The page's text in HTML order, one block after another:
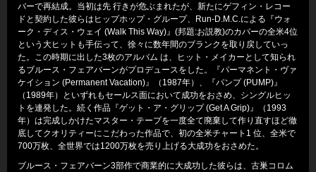
バーで再結成。当初は先 行きが危ぶまれたが、新たにゲフィン・レコー
ドと契約した彼らはヒップホップ・グループ、Run-D.M.C.による『ウォ
ーク・ディス・ウェイ (Walk This Way)』(邦題:お説教)のカバーの全米4位
という大ヒットも手伝って、徐々に数年間のブランクを取り戻していっ
た。この時期に出した3枚のアルバム は、ヒット・メイカーとして知られ
るブルース・フェアバーンがプロデュースをした。『パーマネント・ヴァ
ケイション (Permanent Vacation)』（1987年）、『パンプ (PUMP)』
（1989年）といずれもセールス面において成功をおさめ、シングルヒッ
トを連発した。続く作品『ゲット・ア・グリップ (Get A Grip)』（1993
年）は完成しかけたマスター・テープを一度全て廃棄して作り直すほど徹
底してクオリティーにこだわった作品で、初の全米チャート1 位、全米で
700万枚、全世界では1200万枚を売り上げる大成功をおさめた。
ブルース・フェアバーン3部作で商業的に大成功した彼らは、古巣コロム